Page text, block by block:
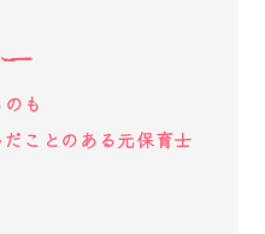
も
ことのある元保育士